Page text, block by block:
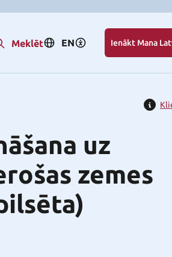
Meklēt EN Ienākt Mana
uz
zemes